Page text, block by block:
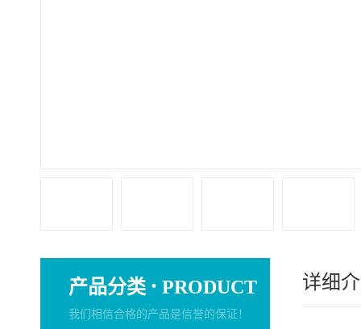
产品分类 · PRODUCT
我们相信合格的产品是信誉的保证！
详细